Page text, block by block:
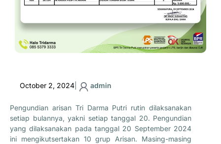
October 2, 2024 admin
Pengundian arisan Tri Darma Putri rutin dilaksanakan
setiap bulannya, yakni setiap tanggal 20. Pengundian
yang dilaksanakan pada tanggal 20 September 2024
ini mengikutsertakan 10 grup Arisan. Masing-masing